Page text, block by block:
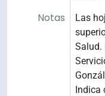
Notas
Las
Salud.
Indica